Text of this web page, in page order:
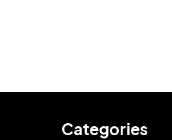
Categories